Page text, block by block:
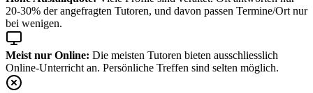
20-30% der angefragten Tutoren, und davon passen Termine/Ort nur
bei wenigen.
Meist nur Online: Die meisten Tutoren bieten ausschliesslich
Online-Unterricht an. Persönliche Treffen sind selten möglich.